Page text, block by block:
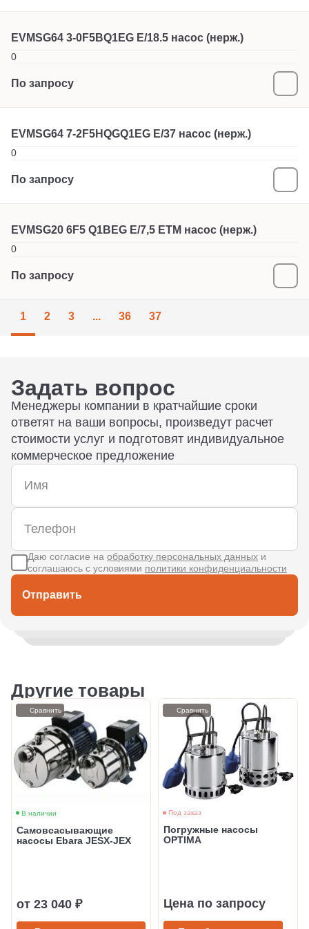
EVMSG64 3-0F5BQ1EG E/18.5 насос (нерж.)
0
По запросу
EVMSG64 7-2F5HQGQ1EG E/37 насос (нерж.)
0
По запросу
EVMSG20 6F5 Q1BEG E/7,5 ETM насос (нерж.)
0
По запросу
1 2 3 ... 36 37
Задать вопрос
Менеджеры компании в кратчайшие сроки
ответят на ваши вопросы, произведут расчет
стоимости услуг и подготовят индивидуальное
коммерческое предложение
Отправить
Даю согласие на обработку персональных данных и
соглашаюсь с условиями политики конфиденциальности
Другие товары
В наличии
Самовсасывающие
насосы Ebara JESX-JEX
от 23 040 ₽
Сравнить
Под заказ
Погружные насосы
OPTIMA
Цена по запросу
Сравнить